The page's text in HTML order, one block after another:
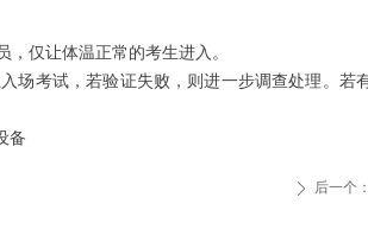
仅让体温正常的考生进入。
场考试，若验证失败，则进一步调查处理。若
备
ꄲ 后一个：